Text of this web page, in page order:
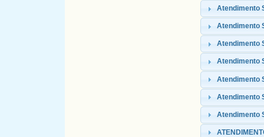
Atendimento
Atendimento
Atendimento
Atendimento
Atendimento
Atendimento
Atendimento